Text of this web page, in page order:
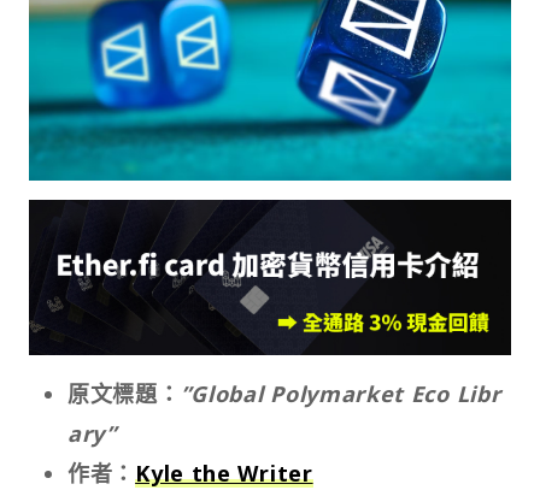
原文標題： ”Global Polymarket Eco Libr
ary”
作者：Kyle the Writer